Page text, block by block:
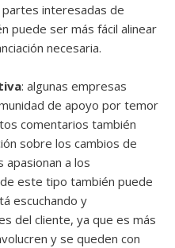
interesadas de
puede ser más fácil alinear
necesaria.
: algunas empresas
de apoyo por temor
comentarios también
sobre los cambios de
a los
este tipo también puede
escuchando y
del cliente, ya que es más
y se queden con